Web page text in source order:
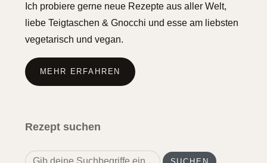
Ich probiere gerne neue Rezepte aus aller Welt,
liebe Teigtaschen & Gnocchi und esse am liebsten
vegetarisch und vegan.
MEHR ERFAHREN
Rezept suchen
Search